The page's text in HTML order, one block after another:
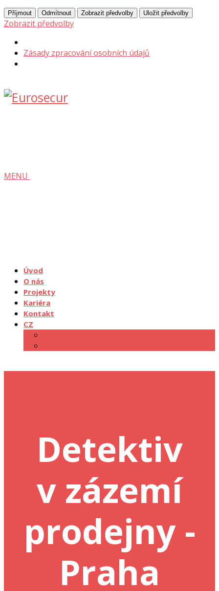
Příjmout Odmítnout Zobrazit předvolby Uložit předvolby
Zobrazit předvolby
Zásady zpracování osobních údajů
MENU
Úvod
O nás
Projekty
Kariéra
Kontakt
CZ
Detektiv
v zázemí
prodejny -
Praha